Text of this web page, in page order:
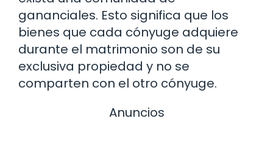
gananciales. Esto significa que los
bienes que cada cónyuge adquiere
durante el matrimonio son de su
exclusiva propiedad y no se
comparten con el otro cónyuge.
Anuncios